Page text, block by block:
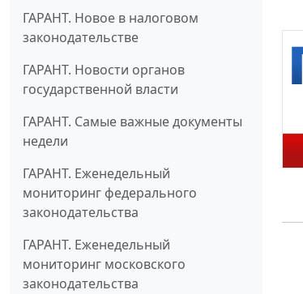
ГАРАНТ. Новое в налоговом
законодательстве
ГАРАНТ. Новости органов
государственной власти
ГАРАНТ. Самые важные документы
недели
ГАРАНТ. Еженедельный
мониторинг федерального
законодательства
ГАРАНТ. Еженедельный
мониторинг московского
законодательства